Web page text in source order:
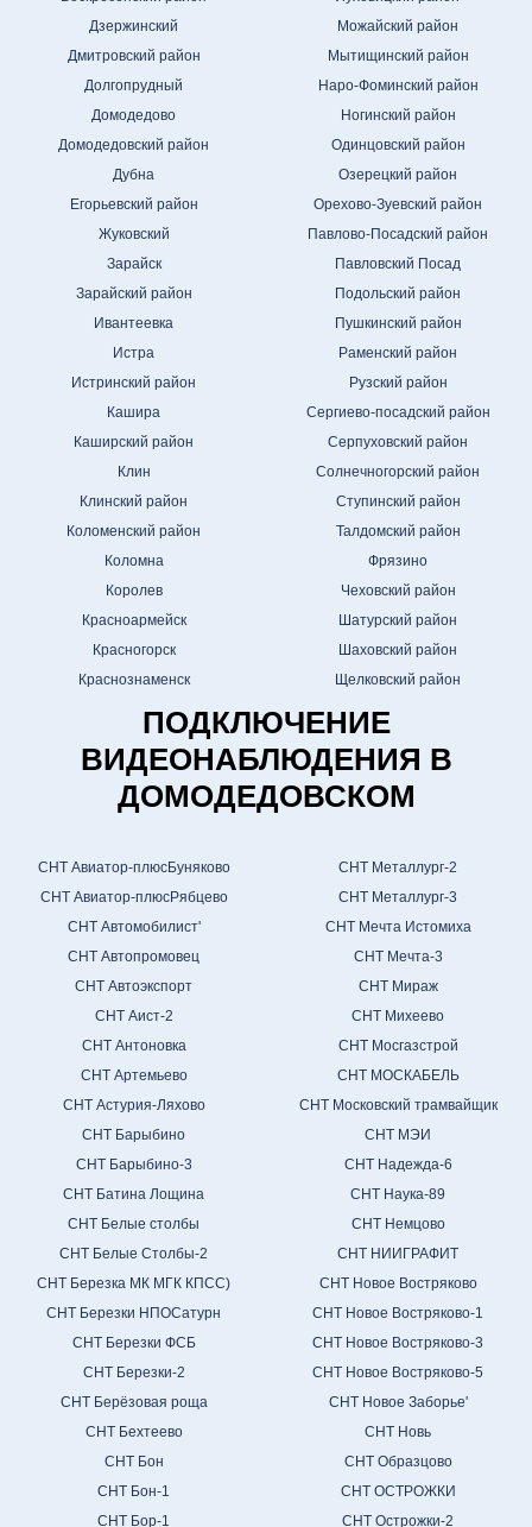
Дзержинский
Дмитровский район
Долгопрудный
Домодедово
Домодедовский район
Дубна
Егорьевский район
Жуковский
Зарайск
Зарайский район
Ивантеевка
Истра
Истринский район
Кашира
Каширский район
Клин
Клинский район
Коломенский район
Коломна
Королев
Красноармейск
Красногорск
Краснознаменск
Можайский район
Мытищинский район
Наро-Фоминский район
Ногинский район
Одинцовский район
Озерецкий район
Орехово-Зуевский район
Павлово-Посадский район
Павловский Посад
Подольский район
Пушкинский район
Раменский район
Рузский район
Сергиево-посадский район
Серпуховский район
Солнечногорский район
Ступинский район
Талдомский район
Фрязино
Чеховский район
Шатурский район
Шаховский район
Щелковский район
ПОДКЛЮЧЕНИЕ
ВИДЕОНАБЛЮДЕНИЯ В
ДОМОДЕДОВСКОМ
СНТ Авиатор-плюсБуняково
СНТ Авиатор-плюсРябцево
СНТ Автомобилист'
СНТ Автопромовец
СНТ Автоэкспорт
СНТ Аист-2
СНТ Антоновка
СНТ Артемьево
СНТ Астурия-Ляхово
СНТ Барыбино
СНТ Барыбино-3
СНТ Батина Лощина
СНТ Белые столбы
СНТ Белые Столбы-2
СНТ Березка МК МГК КПСС)
СНТ Березки НПОСатурн
СНТ Березки ФСБ
СНТ Березки-2
СНТ Берёзовая роща
СНТ Бехтеево
СНТ Бон
СНТ Бон-1
СНТ Бор-1
СНТ Металлург-2
СНТ Металлург-3
СНТ Мечта Истомиха
СНТ Мечта-3
СНТ Мираж
СНТ Михеево
СНТ Мосгазстрой
СНТ МОСКАБЕЛЬ
СНТ Московский трамвайщик
СНТ МЭИ
СНТ Надежда-6
СНТ Наука-89
СНТ Немцово
СНТ НИИГРАФИТ
СНТ Новое Востряково
СНТ Новое Востряково-1
СНТ Новое Востряково-3
СНТ Новое Востряково-5
СНТ Новое Заборье'
СНТ Новь
СНТ Образцово
СНТ ОСТРОЖКИ
СНТ Острожки-2